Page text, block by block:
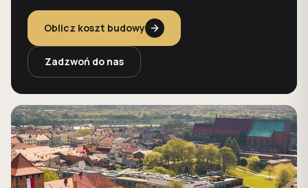
Oblicz koszt budowy
Zadzwoń do nas